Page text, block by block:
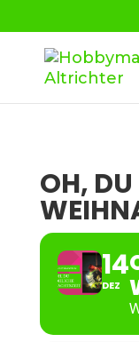
OH,
14
DEZ